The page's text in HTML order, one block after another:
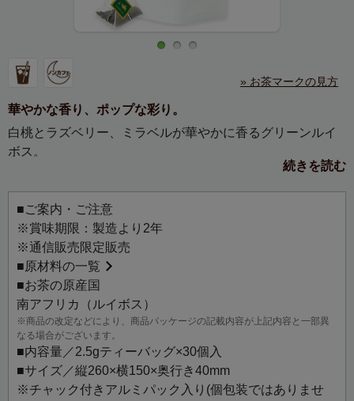
» お茶マークの見方
華やかな香り、ポップな彩り。
白桃とラズベリー、ミラベルが華やかに香るグリーンルイ
ボス。
ピンクとパープルのアラザン、黄色いあられが、ポップに
可愛らしくお茶を彩ります。
相手にも自分にも贈れるようなエール、幸運を呼び込むよ
う願いを込めて
『Bonne Chance !（フランス語で「グッドラック！幸運
を！」という意味）』と名付けられました。
ホットはもちろん、アイスティーでもおいしくお召し上が
りいただけます。
お子様やカフェインを控えたい方、お休み前などにもおす
すめです。
続きを読む
■ご案内・ご注意
※賞味期限：製造より2年
※通信販売限定販売
■原材料の一覧
■お茶の原産国
南アフリカ（ルイボス）
※商品の改定などにより、商品パッケージの記載内容が上記内容と一部異
なる場合がございます。
■内容量／2.5gティーバッグ×30個入
■サイズ／縦260×横150×奥行き40mm
※チャック付きアルミパック入り(個包装ではありませ